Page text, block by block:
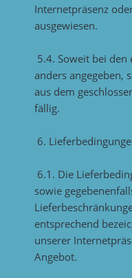
Internetpräsenz
ausgewiesen.
5.4. Soweit bei
anders angegeben,
aus dem
fällig.
6.
6.1. Die
sowie
entsprechend
unserer
Angebot.